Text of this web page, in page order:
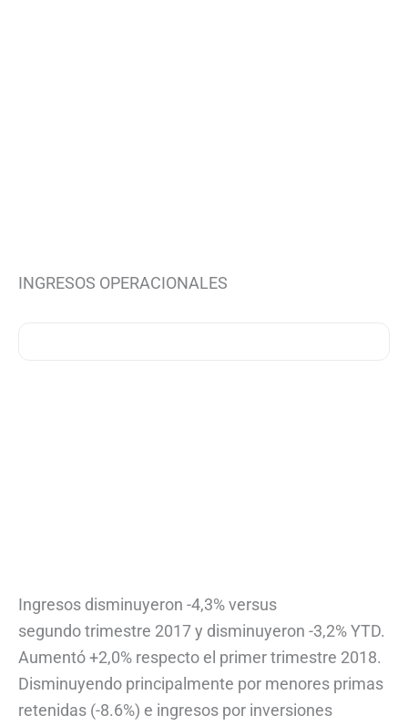
INGRESOS OPERACIONALES
Ingresos disminuyeron -4,3% versus
segundo trimestre 2017 y disminuyeron -3,2% YTD.
Aumentó +2,0% respecto el primer trimestre 2018.
Disminuyendo principalmente por menores primas
retenidas (-8.6%) e ingresos por inversiones